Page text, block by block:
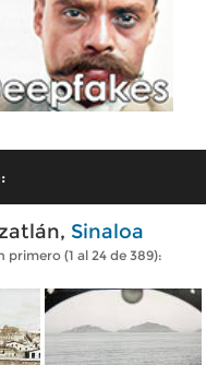
Sinaloa
(1 al 24 de 389):